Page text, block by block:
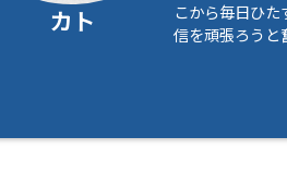
カト
こから毎日ひ
信を頑張ろうと